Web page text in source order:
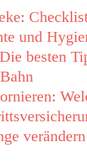
und
besten